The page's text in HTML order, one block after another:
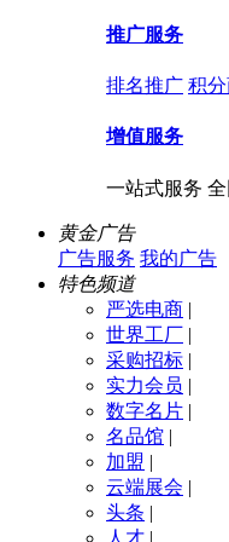
推广服务
排名推广 积
增值服务
一站式服务
黄金广告
广告服务 我的广告
特色频道
严选电商 |
世界工厂 |
采购招标 |
实力会员 |
数字名片 |
名品馆 |
加盟 |
云端展会 |
头条 |
人才 |